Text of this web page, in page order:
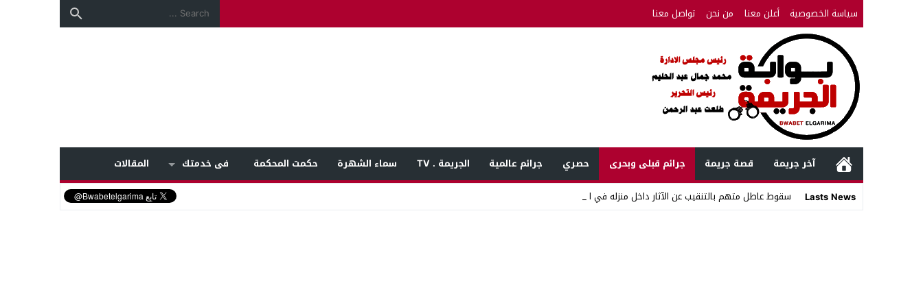
سياسة الخصوصية أعلن معنا من نحن تواصل معنا
آخر جريمة قصة جريمة جرائم قبلى وبحرى حصري جرائم عالمية الجريمة . TV سماء الشهرة حكمت المحكمة فى خدمتك
المقالات
Lasts News
سقوط عاطل متهم بالتنقيب عن الآثار داخل منزله في المنوفية ب_